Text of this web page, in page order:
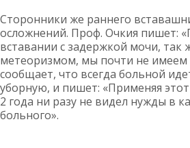
Сторонники же раннего
осложнений. Проф. Очкия пишет:
вставании с задержкой мочи, так
метеоризмом, мы почти не имеем
сообщает, что всегда больной
уборную, и пишет: «Применяя этот
2 года ни разу не видел нужды в
больного».